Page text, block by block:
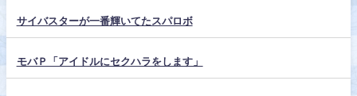
サイバスターが一番輝いてたスパロボ
モバＰ「アイドルにセクハラをします」